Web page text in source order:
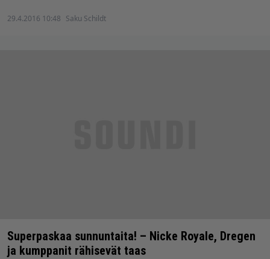
29.4.2016 10:48 Saku Schildt
Superpaskaa sunnuntaita! – Nicke Royale, Dregen
ja kumppanit rähisevät taas